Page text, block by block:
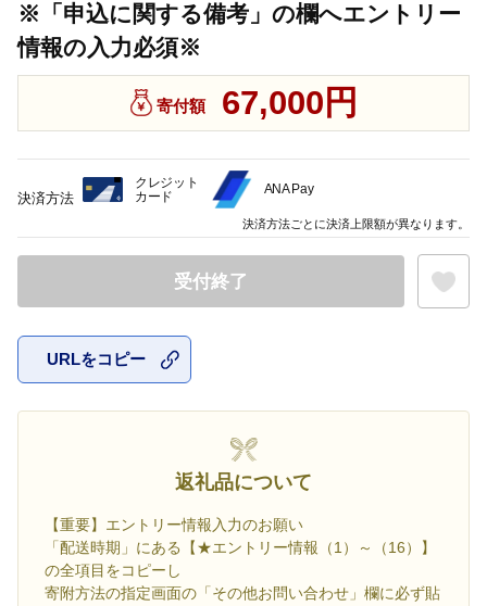
※「申込に関する備考」の欄へエントリー
情報の入力必須※
寄付額 67,000円
受付終了
URLをコピー
返礼品について
【重要】エントリー情報入力のお願い
「配送時期」にある【★エントリー情報（1）～（16）】
の全項目をコピーし
寄附方法の指定画面の「その他お問い合わせ」欄に必ず貼
決済方法
クレジット
カード
ANA Pay
決済方法ごとに決済上限額が異なります。